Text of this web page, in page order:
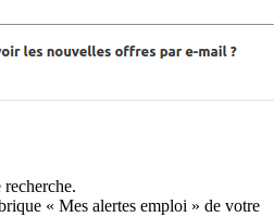
« Mes alertes emploi » de votre